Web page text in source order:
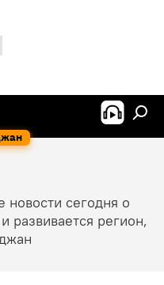
новости сегодня о
развивается регион,